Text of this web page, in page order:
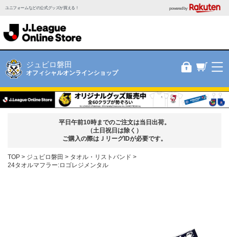
ユニフォームなどの公式グッズが買える！ powered by
ジュビロ磐田
オフィシャルオンラインショップ
平日午前10時までのご注文は当日出荷。
（土日祝日は除く）
ご購入の際はＪリーグIDが必要です。
TOP ジュビロ磐田
タオル・リストバンド
24タオルマフラー:ロゴレジメンタル